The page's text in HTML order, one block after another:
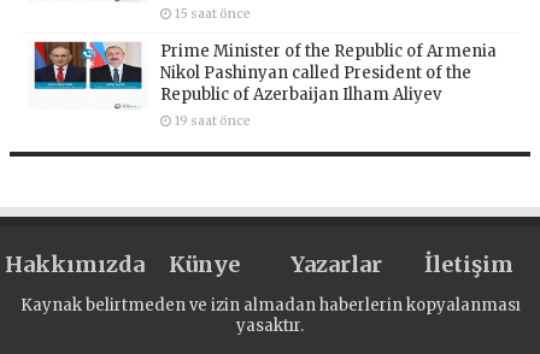
15 saat önce
Prime Minister of the Republic of Armenia
Nikol Pashinyan called President of the
Republic of Azerbaijan Ilham Aliyev
19 saat önce
Hakkımızda Künye Yazarlar İletişim
Kaynak belirtmeden ve izin almadan haberlerin kopyalanması
yasaktır.